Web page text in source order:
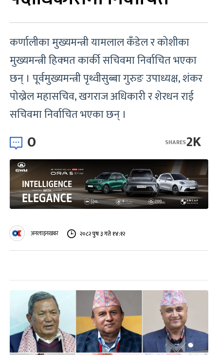
कर्णालीका मुख्यमन्त्री यामलाल कँडेल र कोशीका
मुख्यमन्त्री हिक्मत कार्की सचिवमा निर्वाचित भएका
छन् । पूर्वमुख्यमन्त्री पृथ्वीसुब्बा गुरुङ उपाध्यक्ष, शंकर
पोख्रेल महासचिव, खगराज अधिकारी र शेरधन राई
सचिवमा निर्वाचित भएका छन् ।
0 2K
SHARES
अनलाइनखबर २०८२ पुष ३ गते १४:१२